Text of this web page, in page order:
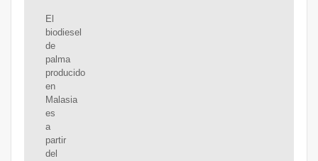
El
biodiesel
de
palma
producido
en
Malasia
es
a
partir
del